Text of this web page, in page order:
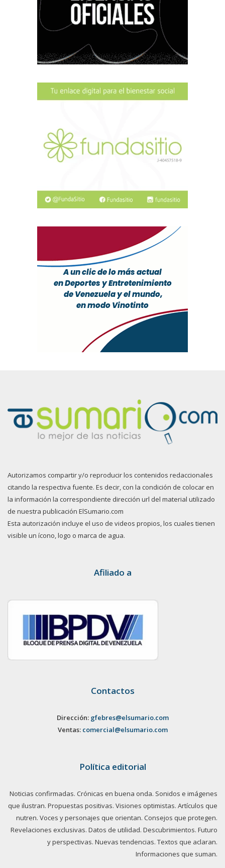
Autorizamos compartir y/o reproducir los contenidos redaccionales
citando la respectiva fuente. Es decir, con la condición de colocar en
la información la correspondiente dirección url del material utilizado
de nuestra publicación ElSumario.com
Esta autorización incluye el uso de videos propios, los cuales tienen
visible un ícono, logo o marca de agua.
Afiliado a
Contactos
Dirección: gfebres@elsumario.com
Ventas: comercial@elsumario.com
Política editorial
Noticias confirmadas. Crónicas en buena onda. Sonidos e imágenes
que ilustran. Propuestas positivas. Visiones optimistas. Artículos que
nutren. Voces y personajes que orientan. Consejos que protegen.
Revelaciones exclusivas. Datos de utilidad. Descubrimientos. Futuro
y perspectivas. Nuevas tendencias. Textos que aclaran.
Informaciones que suman.